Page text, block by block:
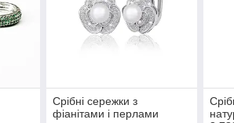
Срібні сережки з
фіанітами і перлами